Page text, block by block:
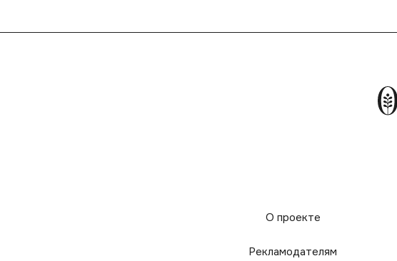
О проекте
Рекламодателям